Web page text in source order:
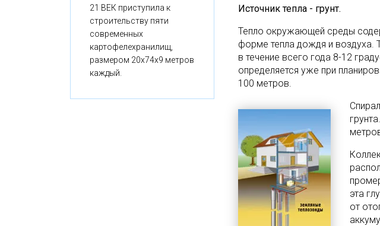
Источник тепла - грунт.
Тепло окружающей среды
форме тепла дождя и воздуха.
в течение всего года 8-12
определяется уже при
100 метров.
эта
от
21 ВЕК приступила к
строительству пяти
современных
картофелехранилищ,
размером 20x74x9 метров
каждый.